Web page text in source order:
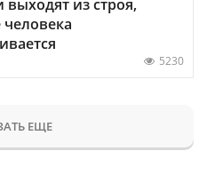
выходят из строя,
человека
5230
ЕЩЕ